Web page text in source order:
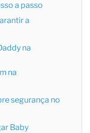
a passo
a
na
na
segurança no
Baby